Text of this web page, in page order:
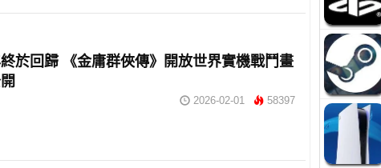
於回歸 《金庸群俠傳》開放世界實機戰鬥畫
2026-02-01 58397